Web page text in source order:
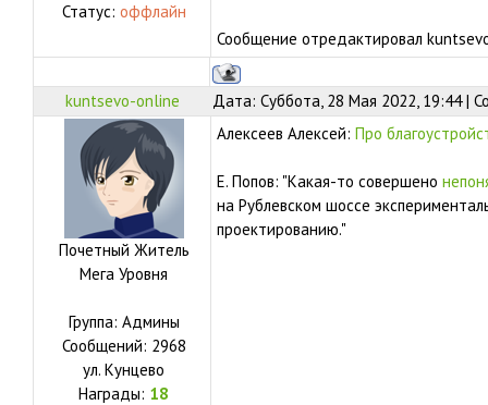
Статус: оффлайн
Сообщение отредактировал
kuntsevo-online Дата: Суббота, 28 Мая 2022, 19:44 |
Почетный Житель
Мега Уровня
Группа: Админы
Сообщений: 2968
ул. Кунцево
Награды: 18
Алексеев Алексей: Про
Е. Попов: "Какая-то совершено
на Рублевском шоссе
проектированию."